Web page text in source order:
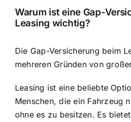
Warum ist eine Gap-
Leasing wichtig?
Die Gap-Versicherung beim
mehreren Gründen von
Leasing ist eine beliebte
Menschen, die ein Fahrzeug
ohne es zu besitzen. Es